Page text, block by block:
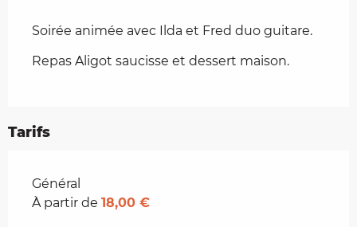
Soirée animée avec Ilda et Fred duo guitare.
Repas Aligot saucisse et dessert maison.
Tarifs
Tarifs 2026
Général
À partir de 18,00 €